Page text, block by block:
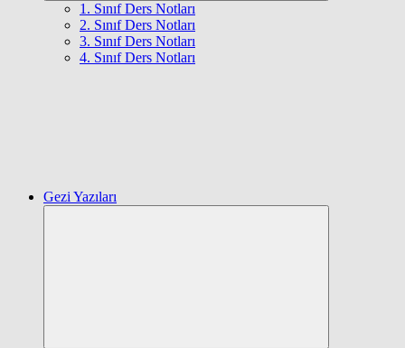
1. Sınıf Ders Notları
2. Sınıf Ders Notları
3. Sınıf Ders Notları
4. Sınıf Ders Notları
Gezi Yazıları